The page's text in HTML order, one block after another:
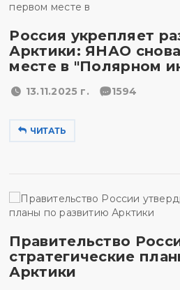
Россия укрепляет
Арктики: ЯНАО
месте в "Полярном
13.11.2025 г. 1594
ЧИТАТЬ
Правительство
стратегические
Арктики